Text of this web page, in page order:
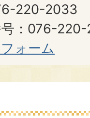
220-2033
号：076-
ォーム